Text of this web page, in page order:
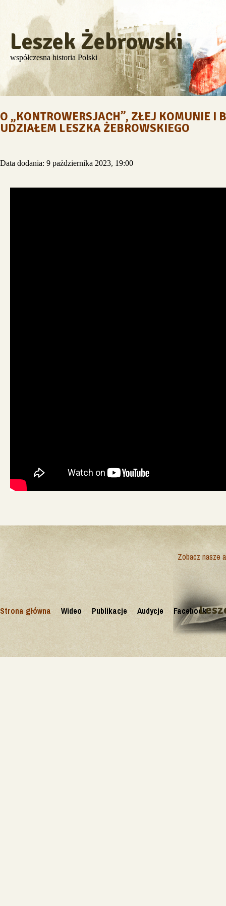
Leszek Żebrowski
współczesna historia Polski
O „KONTROWERSJACH”, ZŁEJ KOMUNIE I
UDZIAŁEM LESZKA ŻEBROWSKIEGO
Data dodania: 9 października 2023, 19:00
Strona główna Wideo Publikacje Audycje Facebook
Zobacz nasze